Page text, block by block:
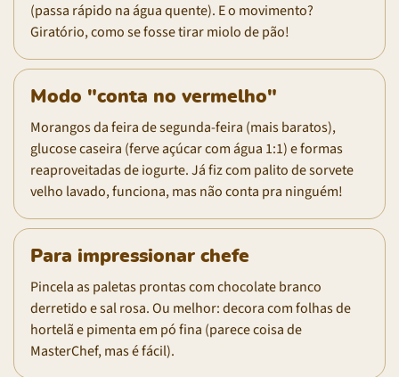
(passa rápido na água quente). E o movimento?
Giratório, como se fosse tirar miolo de pão!
Modo "conta no vermelho"
Morangos da feira de segunda-feira (mais baratos),
glucose caseira (ferve açúcar com água 1:1) e formas
reaproveitadas de iogurte. Já fiz com palito de sorvete
velho lavado, funciona, mas não conta pra ninguém!
Para impressionar chefe
Pincela as paletas prontas com chocolate branco
derretido e sal rosa. Ou melhor: decora com folhas de
hortelã e pimenta em pó fina (parece coisa de
MasterChef, mas é fácil).